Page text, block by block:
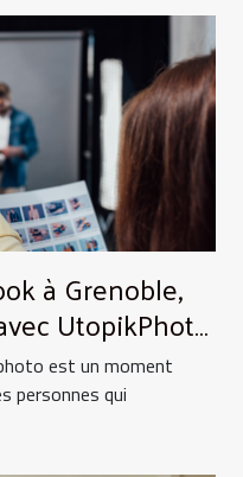
à Grenoble,
UtopikPhoto
est un moment
personnes qui